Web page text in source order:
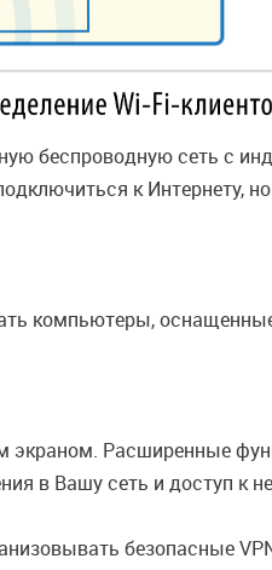
беспроводную сеть с
к Интернету,
компьютеры,
Расширенные
в Вашу сеть и доступ к
безопасные